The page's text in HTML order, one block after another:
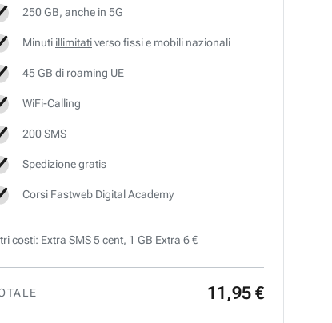
250 GB, anche in 5G
Minuti illimitativerso fissi e mobili nazionali
45 GB di roaming UE
WiFi-Calling
200 SMS
Spedizione gratis
Corsi Fastweb Digital Academy
costi: Extra SMS 5 cent, 1 GB Extra 6 €
11 ,95 €